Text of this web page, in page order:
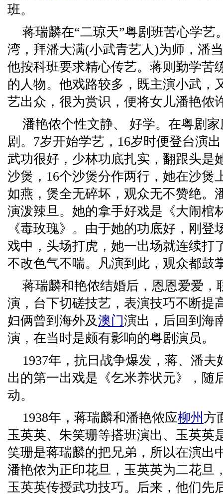
班。
蒋瑞麟在“二琼天”粤剧班苦心学艺
湾，拜潘大满(小武青艺人)为师，潘
他按科班要求精心传艺。蒋则勤学苦
的人物。他戏路较多，既主演小武，
艺出众，很为赏识，便将女儿潘艳侬
潘艳侬个性文静、 好学。在粤剧
剧。7岁开始学艺，16岁时便登台演
武功很好，少林功底扎实，翻跟头是
沙煲，16个沙煲分作两行，她在沙煲
如燕，煲全无碎坏，观众无不赞绝。
演泼辣旦。她的拿手好戏是《大闹棺
《毒玫瑰》。由于她的功底好，刚
戏中，头场打虎，她一出场就连续打
不改色气不喘。凡演到此，观众都鼓
蒋瑞麟和艳侬结婚后，恩恩爱爱，
演，台下切磋技艺，表演技巧不断提
妇俩曾到海外及澳门演出，后回到海
演，在当时是颇有影响的粤剧演员。
1937年，抗日战争爆发，蒋、潘夫
出的第一出戏是《乞米养状元》，随
动。
1938年，蒋瑞麟和潘艳侬应柳州 方
玉英英、朱笑珊等搭班演出、玉英英
笑珊是蒋瑞麟的把兄弟，所以在演出
潘艳侬为正印花旦，玉英英为二花旦
玉英英传授武功技巧。后来，他们先